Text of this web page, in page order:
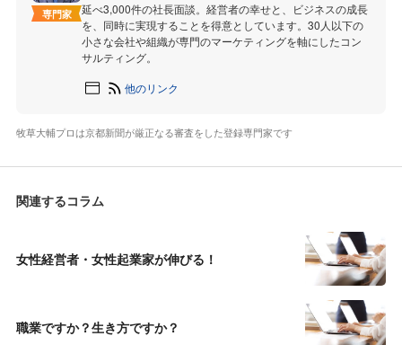
専門家
延べ3,000件の社長面談。経営者の幸せと、ビジネスの成長
を、同時に実現することを得意としています。30人以下の
小さな会社や組織が専門のマーケティングを軸にしたコン
サルティング。
他のリンク
牧草大輔プロは京都新聞が厳正なる審査をした登録専門家です
関連するコラム
女性経営者・女性起業家が伸びる！
職業ですか？生き方ですか？